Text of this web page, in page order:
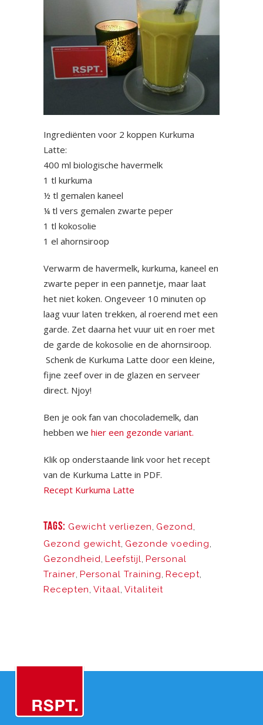
Ingrediënten voor 2 koppen Kurkuma
Latte:
400 ml biologische havermelk
1 tl kurkuma
½ tl gemalen kaneel
¼ tl vers gemalen zwarte peper
1 tl kokosolie
1 el ahornsiroop
Verwarm de havermelk, kurkuma, kaneel en
zwarte peper in een pannetje, maar laat
het niet koken. Ongeveer 10 minuten op
laag vuur laten trekken, al roerend met een
garde. Zet daarna het vuur uit en roer met
de garde de kokosolie en de ahornsiroop.
Schenk de Kurkuma Latte door een kleine,
fijne zeef over in de glazen en serveer
direct. Njoy!
Ben je ook fan van chocolademelk, dan
hebben we hier een gezonde variant.
Klik op onderstaande link voor het recept
van de Kurkuma Latte in PDF.
Recept Kurkuma Latte
TAGS: Gewicht verliezen, Gezond,
Gezond gewicht, Gezonde voeding,
Gezondheid, Leefstijl, Personal
Trainer, Personal Training, Recept,
Recepten, Vitaal, Vitaliteit